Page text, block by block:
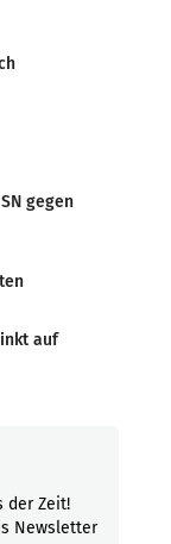
gegen
auf
der Zeit!
Newsletter